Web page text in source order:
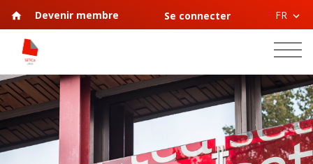
Devenir membre Se connecter FR